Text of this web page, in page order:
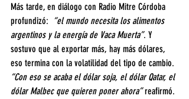
Más tarde, en diálogo con Radio Mitre Córdoba
profundizó: “el mundo necesita los alimentos
argentinos y la energía de Vaca Muerta”. Y
sostuvo que al exportar más, hay más dólares,
eso termina con la volatilidad del tipo de cambio.
“Con eso se acaba el dólar soja, el dólar Qatar, el
dólar Malbec que quieren poner ahora” reafirmó.